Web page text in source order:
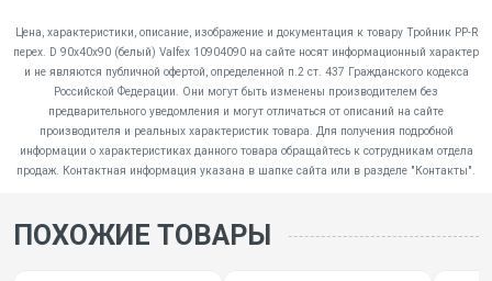
Цена, характеристики, описание, изображение и документация к товару Тройник PP-R
перех. D 90х40х90 (белый) Valfex 10904090 на сайте носят информационный характер
и не являются публичной офертой, определенной п.2 ст. 437 Гражданского кодекса
Российской Федерации. Они могут быть изменены производителем без
предварительного уведомления и могут отличаться от описаний на сайте
производителя и реальных характеристик товара. Для получения подробной
информации о характеристиках данного товара обращайтесь к сотрудникам отдела
продаж. Контактная информация указана в шапке сайта или в разделе "Контакты".
ПОХОЖИЕ ТОВАРЫ